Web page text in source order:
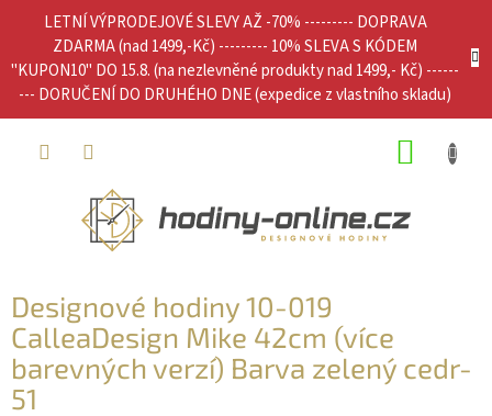
LETNÍ VÝPRODEJOVÉ SLEVY AŽ -70% --------- DOPRAVA
ZDARMA (nad 1499,-Kč) --------- 10% SLEVA S KÓDEM
"KUPON10" DO 15.8. (na nezlevněné produkty nad 1499,- Kč) ------
--- DORUČENÍ DO DRUHÉHO DNE (expedice z vlastního skladu)
Designové hodiny 10-019
CalleaDesign Mike 42cm (více
barevných verzí) Barva zelený cedr-
51